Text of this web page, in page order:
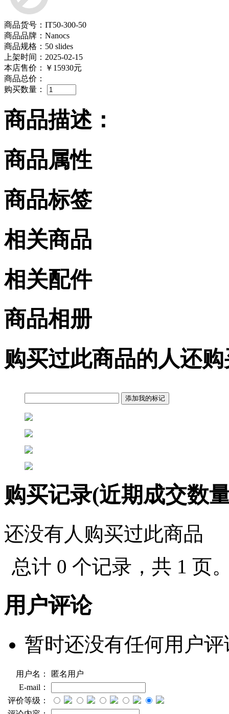
商品货号：IT50-300-50
商品品牌：Nanocs
商品规格：50 slides
上架时间：2025-02-15
本店售价：
￥15930元
商品总价：
购买数量：
商品描述：
商品属性
商品标签
相关商品
相关配件
商品相册
购买过此商品的人还
购买记录(近期成交数
还没有人购买过此商品
总计 0 个记录，共 1 页
用户评论
暂时还没有任何用户评
用户名：
匿名用户
E-mail：
评价等级：